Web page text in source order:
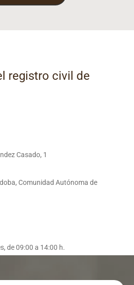
registro civil de
Casado, 1
Comunidad Autónoma de
de 09:00 a 14:00 h.